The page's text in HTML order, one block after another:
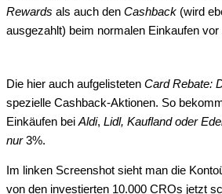
Rewards als auch den Cashback (wird
ausgezahlt) beim normalen Einkaufen vor
Die hier auch aufgelisteten Card Rebate:
spezielle Cashback-Aktionen. So
Einkäufen bei Aldi, Lidl, Kaufland oder
nur3%.
Im linken Screenshot sieht man die
von den investierten 10.000 CROs jetzt